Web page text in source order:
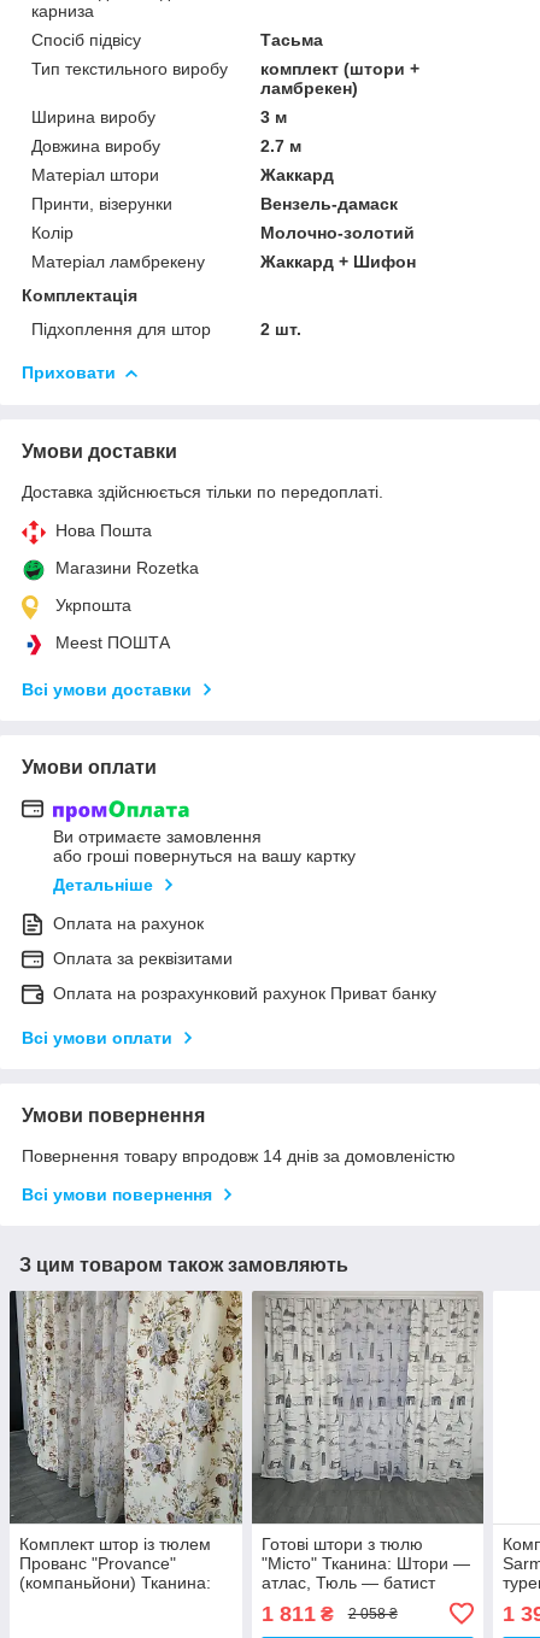
карниза
Спосіб підвісу
Тасьма
Тип текстильного виробу
комплект (штори +
ламбрекен)
Ширина виробу
3 м
Довжина виробу
2.7 м
Матеріал штори
Жаккард
Принти, візерунки
Вензель-дамаск
Колір
Молочно-золотий
Матеріал ламбрекену
Жаккард + Шифон
Комплектація
Підхоплення для штор
2 шт.
Приховати
Умови доставки
Доставка здійснюється тільки по передоплаті.
Нова Пошта
Магазини Rozetka
Укрпошта
Meest ПОШТА
Всі умови доставки
Умови оплати
Ви отримаєте замовлення
або гроші повернуться на вашу картку
Детальніше
Оплата на рахунок
Оплата за реквізитами
Оплата на розрахунковий рахунок Приват банку
Всі умови оплати
Умови повернення
Повернення товару впродовж 14 днів за домовленістю
Всі умови повернення
З цим товаром також замовляють
Комплект штор із тюлем
Прованс "Provance"
(компаньйони) Тканина:
Готові штори з тюлю
"Місто" Тканина: Штори —
атлас, Тюль — батист
1 811₴ 2 058 ₴ 1